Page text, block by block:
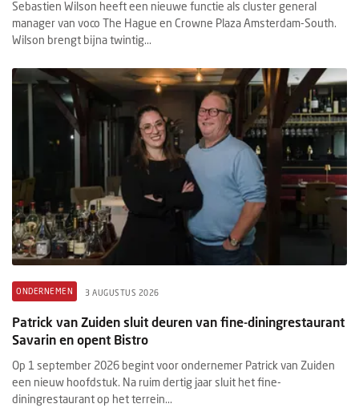
Sebastien Wilson heeft een nieuwe functie als cluster general
manager van voco The Hague en Crowne Plaza Amsterdam-South.
Wilson brengt bijna twintig...
ONDERNEMEN 3 AUGUSTUS 2026
Patrick van Zuiden sluit deuren van fine-diningrestaurant
Savarin en opent Bistro
Op 1 september 2026 begint voor ondernemer Patrick van Zuiden
een nieuw hoofdstuk. Na ruim dertig jaar sluit het fine-
diningrestaurant op het terrein...